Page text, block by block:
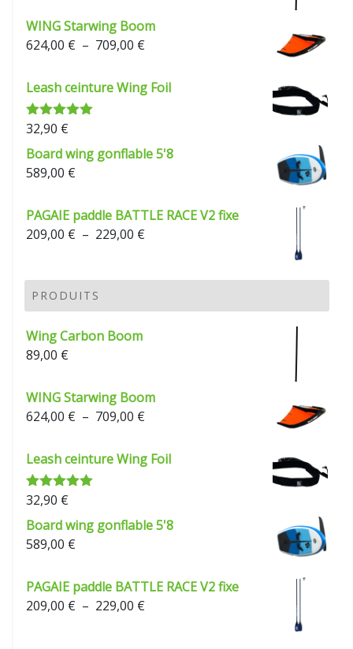
WING Starwing Boom
624,00 € – 709,00 €
prix :
624,00 €
Leash ceinture Wing Foil
Note 5.00
32,90 €
Board wing gonflable 5'8
589,00 €
PAGAIE paddle BATTLE RACE V2 fixe
209,00 € – 229,00 €
à
PRODUITS
Wing Carbon Boom
89,00 €
WING Starwing Boom
624,00 € – 709,00 €
prix :
624,00 €
Leash ceinture Wing Foil
Note 5.00
32,90 €
Board wing gonflable 5'8
589,00 €
PAGAIE paddle BATTLE RACE V2 fixe
209,00 € – 229,00 €